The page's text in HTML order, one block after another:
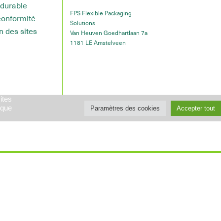
des sites
FPS Flexible Packaging
Solutions
Van Heuven Goedhartlaan 7a
1181 LE Amstelveen
Paramètres des cookies Accepter tout